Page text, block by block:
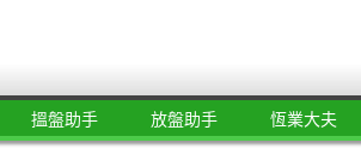
搵盤助手 放盤助手 恆業大夫